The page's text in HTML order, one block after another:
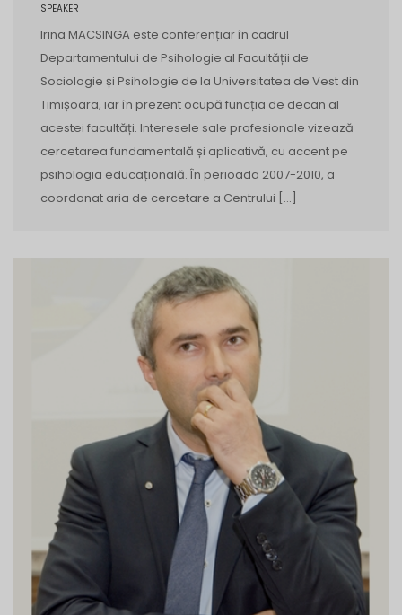
SPEAKER
Irina MACSINGA este conferențiar în cadrul
Departamentului de Psihologie al Facultății de
Sociologie și Psihologie de la Universitatea de Vest din
Timișoara, iar în prezent ocupă funcția de decan al
acestei facultăți. Interesele sale profesionale vizează
cercetarea fundamentală și aplicativă, cu accent pe
psihologia educațională. În perioada 2007-2010, a
coordonat aria de cercetare a Centrului […]